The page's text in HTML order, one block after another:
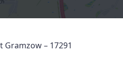
Gramzow – 17291